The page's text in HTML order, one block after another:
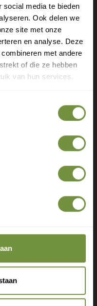
social media te bieden
Ook delen we
site met onze
en analyse. Deze
met andere
of die ze hebben
van hun services.
(bijv. 2e, 3e, 4e teen)
grote tenen
(met name grote teen
of advies
advies of kom
achter.
en
verzending
herstel